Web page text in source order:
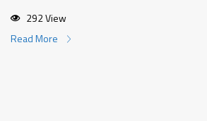
292 View
Read More